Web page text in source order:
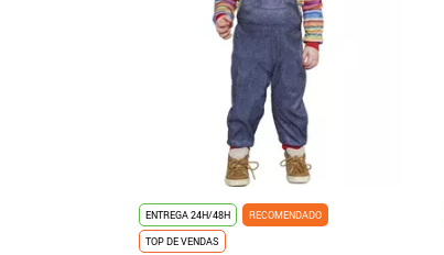
ENTREGA 24H/48H
RECOMENDADO
TOP DE VENDAS